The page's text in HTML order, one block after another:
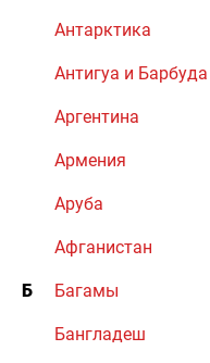
Антарктика
Антигуа и Барбуда
Аргентина
Армения
Аруба
Афганистан
Б Багамы
Бангладеш